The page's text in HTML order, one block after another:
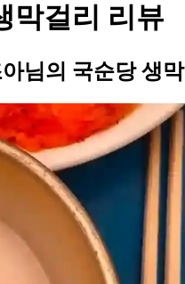
막걸리 리뷰
님의 국순당 생